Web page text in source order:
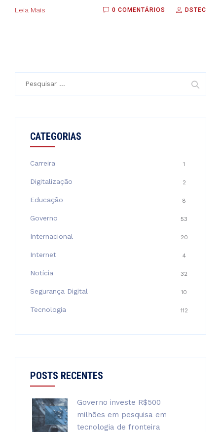
Leia Mais 0 COMENTÁRIOS DSTEC
CATEGORIAS
Carreira 1
Digitalização 2
Educação 8
Governo 53
Internacional 20
Internet 4
Notícia 32
Segurança Digital 10
Tecnologia 112
POSTS RECENTES
Governo investe R$500
milhões em pesquisa em
tecnologia de fronteira